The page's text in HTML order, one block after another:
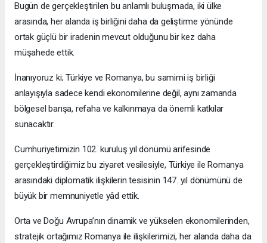
Bugün de gerçekleştirilen bu anlamlı buluşmada, iki ülke
arasında, her alanda iş birliğini daha da geliştirme yönünde
ortak güçlü bir iradenin mevcut olduğunu bir kez daha
müşahede ettik.
İnanıyoruz ki; Türkiye ve Romanya, bu samimi iş birliği
anlayışıyla sadece kendi ekonomilerine değil, aynı zamanda
bölgesel barışa, refaha ve kalkınmaya da önemli katkılar
sunacaktır.
Cumhuriyetimizin 102. kuruluş yıl dönümü arifesinde
gerçekleştirdiğimiz bu ziyaret vesilesiyle, Türkiye ile Romanya
arasındaki diplomatik ilişkilerin tesisinin 147. yıl dönümünü de
büyük bir memnuniyetle yâd ettik.
Orta ve Doğu Avrupa’nın dinamik ve yükselen ekonomilerinden,
stratejik ortağımız Romanya ile ilişkilerimizi, her alanda daha da